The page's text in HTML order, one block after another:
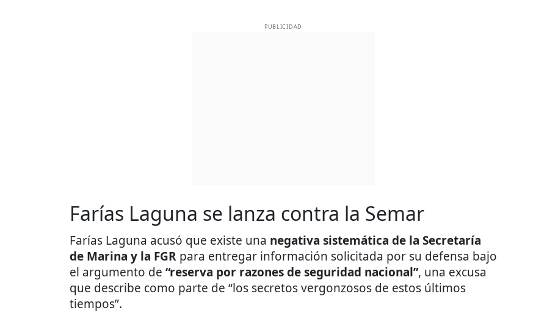
PUBLICIDAD
Farías Laguna se lanza contra la Semar
Farías Laguna acusó que existe una negativa sistemática de la Secretaría
de Marina y la FGR para entregar información solicitada por su defensa bajo
el argumento de “reserva por razones de seguridad nacional”, una excusa
que describe como parte de “los secretos vergonzosos de estos últimos
tiempos”.